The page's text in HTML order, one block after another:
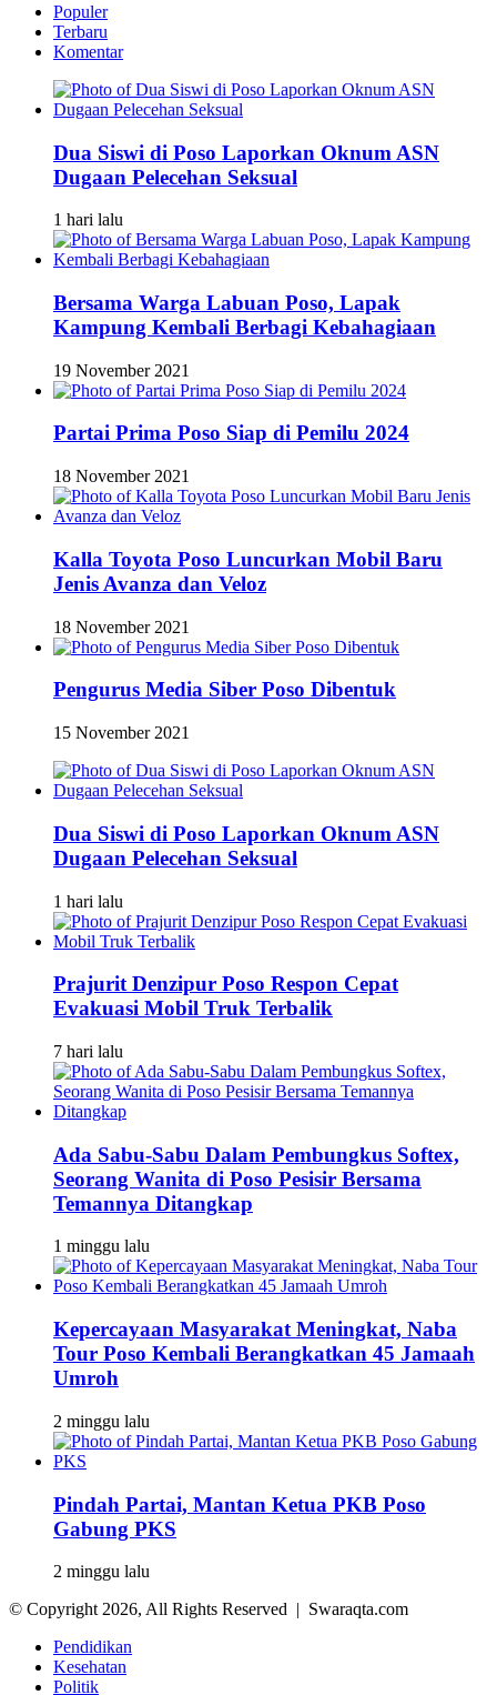
Populer
Terbaru
Komentar
Dua Siswi di Poso Laporkan Oknum ASN
Dugaan Pelecehan Seksual
1 hari lalu
Bersama Warga Labuan Poso, Lapak
Kampung Kembali Berbagi Kebahagiaan
19 November 2021
Partai Prima Poso Siap di Pemilu 2024
18 November 2021
Kalla Toyota Poso Luncurkan Mobil Baru
Jenis Avanza dan Veloz
18 November 2021
Pengurus Media Siber Poso Dibentuk
15 November 2021
Dua Siswi di Poso Laporkan Oknum ASN
Dugaan Pelecehan Seksual
1 hari lalu
Prajurit Denzipur Poso Respon Cepat
Evakuasi Mobil Truk Terbalik
7 hari lalu
Ada Sabu-Sabu Dalam Pembungkus Softex,
Seorang Wanita di Poso Pesisir Bersama
Temannya Ditangkap
1 minggu lalu
Kepercayaan Masyarakat Meningkat, Naba
Tour Poso Kembali Berangkatkan 45 Jamaah
Umroh
2 minggu lalu
Pindah Partai, Mantan Ketua PKB Poso
Gabung PKS
2 minggu lalu
© Copyright 2026, All Rights Reserved | Swaraqta.com
Pendidikan
Kesehatan
Politik